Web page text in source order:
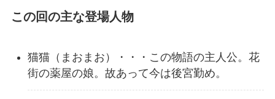
この回の主な登場人物
猫猫（まおまお）・・・この物語の主人公。花
街の薬屋の娘。故あって今は後宮勤め。